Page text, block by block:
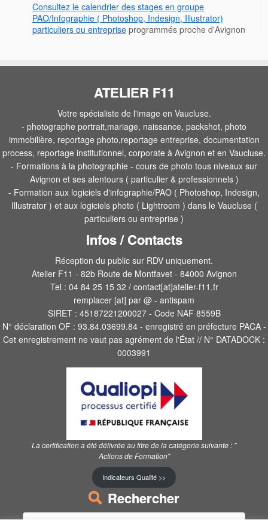
Consultez le calendrier des stages en groupe
PAO/Infographie ( Photoshop, Indesign, Illustrator)
particuliers ou entreprise programmés proche d'Avignon
ATELIER F11
Votre spécialiste de l'image en Vaucluse.
- photographe portrait,mariage, naissance, packshot, photo
immobilière, reportage photo,reportage entreprise, documentation
process, reportage institutionnel, corporate à Avignon et en Vaucluse.
- Formations à la photographie - cours de photo tous niveaux sur
Avignon et ses alentours ( particulier & professionnels )
- Formation aux logiciels d'infographie/PAO ( Photoshop, Indesign,
Illustrator ) et aux logiciels photo ( Lightroom ) dans le Vaucluse (
particuliers ou entreprise )
Infos / Contacts
Réception du public sur RDV uniquement.
Atelier F11 - 82b Route de Montfavet - 84000 Avignon
Tel : 04 84 25 15 32 / contact[at]atelier-f11.fr
remplacer [at] par @ - antispam
SIRET : 45187221200027 - Code NAF 8559B
N° déclaration OF : 93.84.03699.84 - enregistré en préfecture PACA -
Cet enregistrement ne vaut pas agrément de l'État // N° DATADOCK :
0003991
La certification a été délivrée au titre de la catégorie suivante : "
Actions de Formation"
Indicateurs Qualité >>
Rechercher
Rechercher :